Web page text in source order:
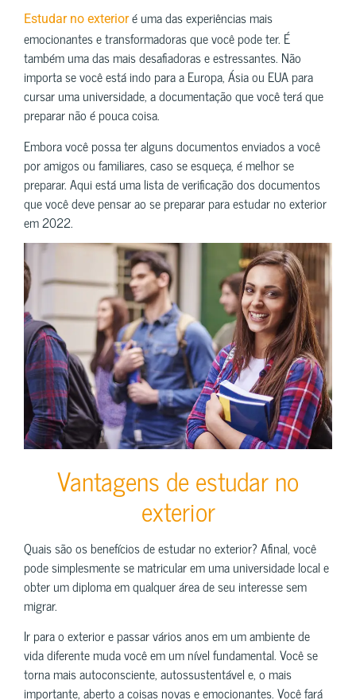
Estudar no exterioré uma das experiências mais
emocionantes e transformadoras que você pode ter. É
também uma das mais desafiadoras e estressantes. Não
importa se você está indo para a Europa, Ásia ou EUA para
cursar uma universidade, a documentação que você terá que
preparar não é pouca coisa.
Embora você possa ter alguns documentos enviados a você
por amigos ou familiares, caso se esqueça, é melhor se
preparar. Aqui está uma lista de verificação dos documentos
que você deve pensar ao se preparar para estudar no exterior
em 2022.
Vantagens de estudar no
exterior
Quais são os benefícios de estudar no exterior? Afinal, você
pode simplesmente se matricular em uma universidade local e
obter um diploma em qualquer área de seu interesse sem
migrar.
Ir para o exterior e passar vários anos em um ambiente de
vida diferente muda você em um nível fundamental. Você se
torna mais autoconsciente, autossustentável e, o mais
importante, aberto a coisas novas e emocionantes. Você fará